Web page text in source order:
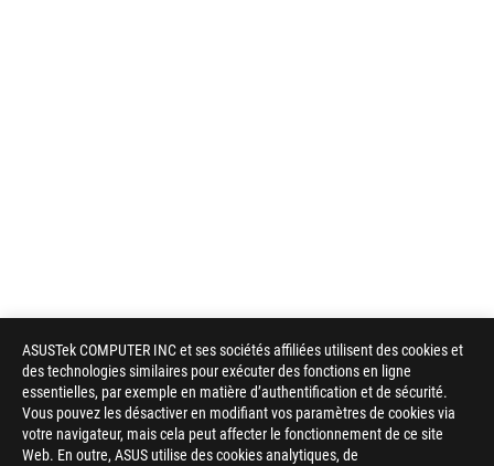
ASUSTek COMPUTER INC et ses sociétés affiliées utilisent des cookies et
des technologies similaires pour exécuter des fonctions en ligne
essentielles, par exemple en matière d’authentification et de sécurité.
Vous pouvez les désactiver en modifiant vos paramètres de cookies via
votre navigateur, mais cela peut affecter le fonctionnement de ce site
Web. En outre, ASUS utilise des cookies analytiques, de